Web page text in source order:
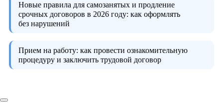
Новые правила для самозанятых и продление
срочных договоров в 2026 году: как оформлять
без нарушений
Прием на работу: как провести ознакомительную
процедуру и заключить трудовой договор